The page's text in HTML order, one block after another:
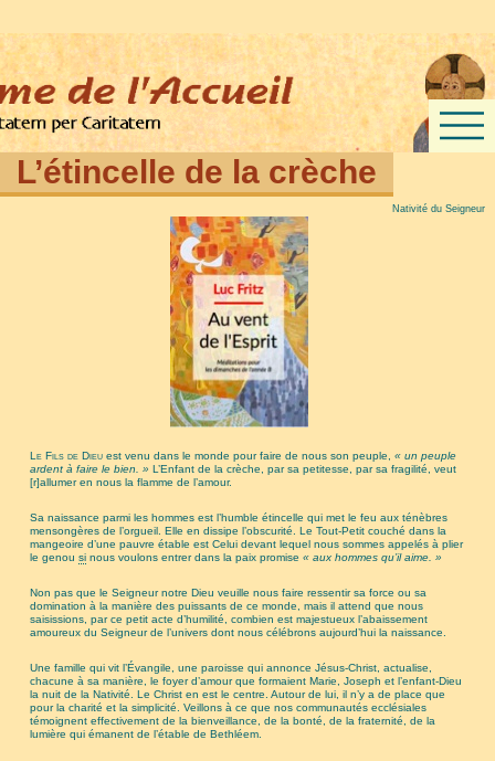
L’étincelle de la crèche
Nativité du Seigneur
Le Fils de Dieuest venu dans le monde pour faire de nous son peuple, « un peuple
ardent à faire le bien. » L’Enfant de la crèche, par sa petitesse, par sa fragilité, veut
[r]allumer en nous la flamme de l’amour.
Sa naissance parmi les hommes est l’humble étincelle qui met le feu aux ténèbres
mensongères de l’orgueil. Elle en dissipe l’obscurité. Le Tout-Petit couché dans la
mangeoire d’une pauvre étable est Celui devant lequel nous sommes appelés à plier
le genou sinous voulons entrer dans la paix promise « aux hommes qu’il aime. »
Non pas que le Seigneur notre Dieu veuille nous faire ressentir sa force ou sa
domination à la manière des puissants de ce monde, mais il attend que nous
saisissions, par ce petit acte d’humilité, combien est majestueux l’abaissement
amoureux du Seigneur de l’univers dont nous célébrons aujourd’hui la naissance.
Une famille qui vit l’Évangile, une paroisse qui annonce Jésus-Christ, actualise,
chacune à sa manière, le foyer d’amour que formaient Marie, Joseph et l’enfant-Dieu
la nuit de la Nativité. Le Christ en est le centre. Autour de lui, il n’y a de place que
pour la charité et la simplicité. Veillons à ce que nos communautés ecclésiales
témoignent effectivement de la bienveillance, de la bonté, de la fraternité, de la
lumière qui émanent de l’étable de Bethléem.